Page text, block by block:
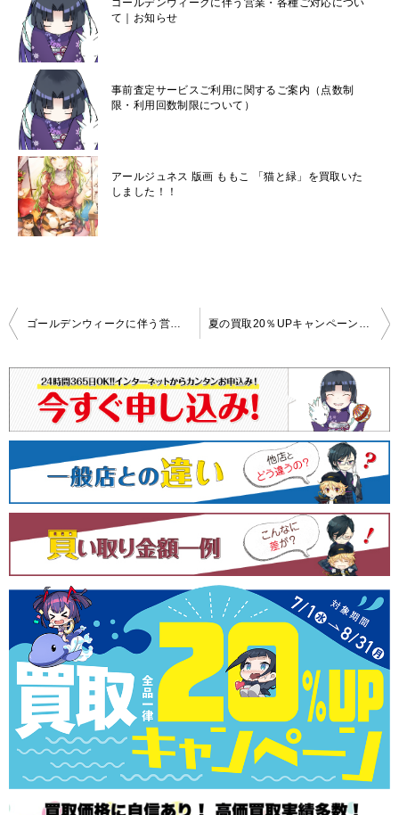
ゴールデンウィークに伴う営業・各種ご対応につい
て｜お知らせ
事前査定サービスご利用に関するご案内（点数制
限・利用回数制限について）
アールジュネス 版画 ももこ 「猫と緑」を買取いた
しました！！
投
ナ
ゲ
ョ
ン
ゴールデンウィークに伴う営業・各種ご対応について｜お知らせ 夏の買取20％UPキャンペーン開催中！